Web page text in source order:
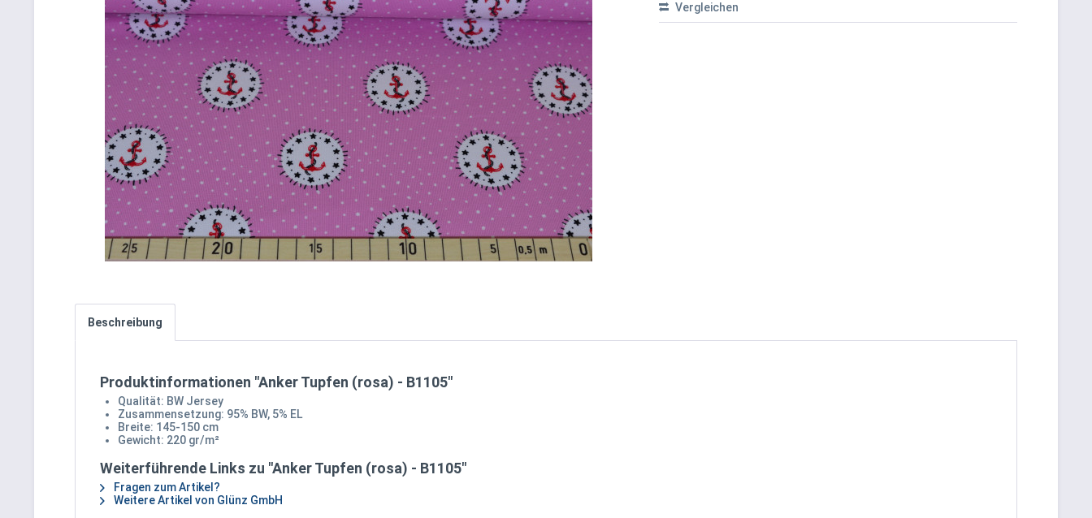
Vergleichen
Beschreibung
Produktinformationen "Anker Tupfen (rosa) - B1105"
Qualität: BW Jersey
Zusammensetzung: 95% BW, 5% EL
Breite: 145-150 cm
Gewicht: 220 gr/m²
Weiterführende Links zu "Anker Tupfen (rosa) - B1105"
Fragen zum Artikel?
Weitere Artikel von Glünz GmbH